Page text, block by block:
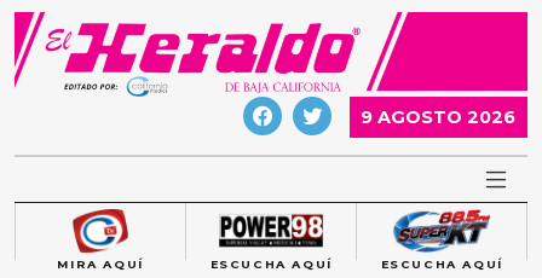
Skip
content
9 AGOSTO 2026
MIRA AQUÍ ESCUCHA AQUÍ ESCUCHA AQUÍ